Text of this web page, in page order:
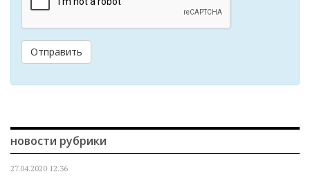
Отправить
новости рубрики
27.04.2020 12.36